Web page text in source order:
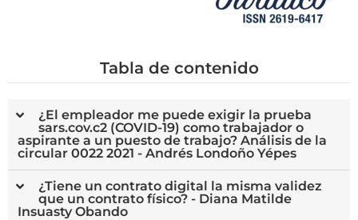
Tabla de contenido
¿El empleador me puede exigir la prueba
sars.cov.c2 (COVID-19) como trabajador o
aspirante a un puesto de trabajo? Análisis de la
circular 0022 2021 - Andrés Londoño Yépes
¿Tiene un contrato digital la misma validez
que un contrato físico? - Diana Matilde
Insuasty Obando